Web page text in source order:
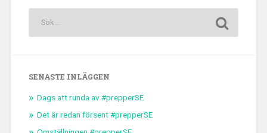
SENASTE INLÄGGEN
Dags att runda av #prepperSE
Det är redan försent #prepperSE